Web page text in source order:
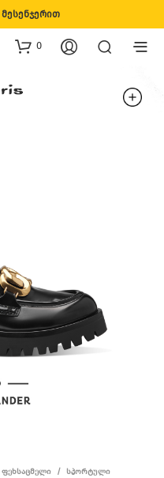
მესენჯერით
0
ᲤᲔᲮᲡᲐᲪᲛᲔᲚᲘ / ᲡᲞᲝᲠᲢᲣᲚᲘ